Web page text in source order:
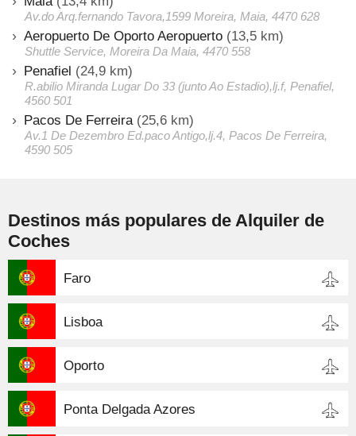
Av.do Arq.fernando Tavora,1599 Moreira, Maia, 4470 628
Aeropuerto De Oporto Aeropuerto (13,5 km)
Shuttle Service, Moreira Da Maia, 4470 558
Penafiel (24,9 km)
R.abilio Miranda Lugar Do 33 (junto Ao Estadio),lj.f, Penafiel,
4560 501
Pacos De Ferreira (25,6 km)
Av.1 De Dezembro Ed.paco Antigo,lj.4, Pacos De Ferreira,
4590 505
Destinos más populares de Alquiler de
Coches
Faro
Lisboa
Oporto
Ponta Delgada Azores